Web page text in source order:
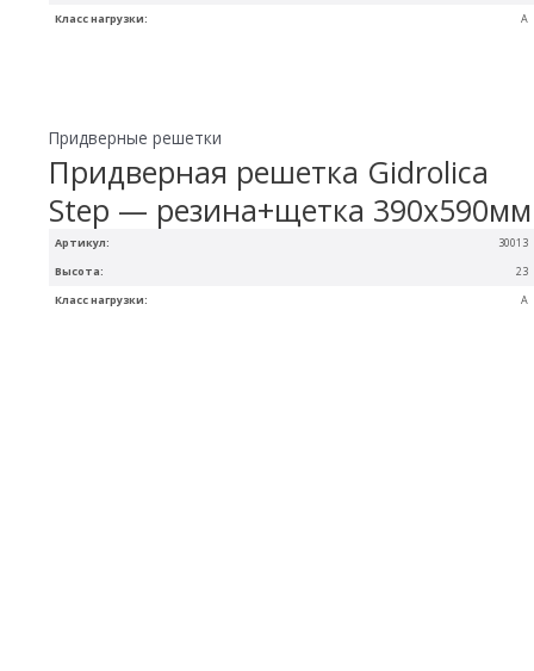
Класс нагрузки:
A
Артикул: 30013
Класс нагрузки: A
Высота: 23
Придверные решетки
Придверная решетка Gidrolica
Step — резина+щетка 390х590мм